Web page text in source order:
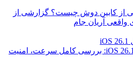
از کابین دوش چیست؟ گزارشی از
آریان جام
مقایسه اندروید 16 و iOS 26.1: بررسی کامل سرعت، امنیت